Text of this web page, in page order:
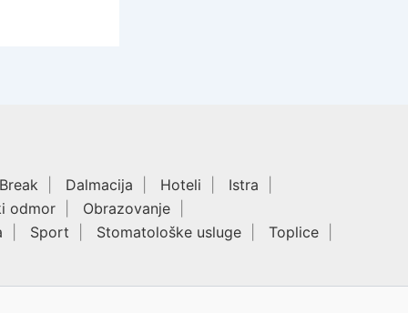
Dalmacija Hoteli
Istra
odmor
Obrazovanje
Sport Stomatološke usluge Toplice